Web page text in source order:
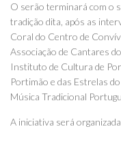
O serão terminará com o
tradição dita, após as
Coral do Centro de
Associação de Cantares
Instituto de Cultura de
Portimão e das Estrelas
Música Tradicional
A iniciativa será